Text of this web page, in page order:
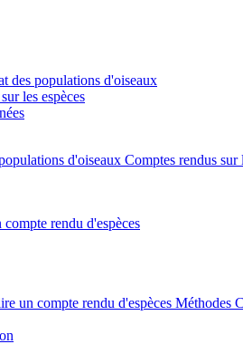
des populations d'oiseaux
les espèces
d'oiseaux Comptes rendus sur
rendu d'espèces
un compte rendu d'espèces Méthodes